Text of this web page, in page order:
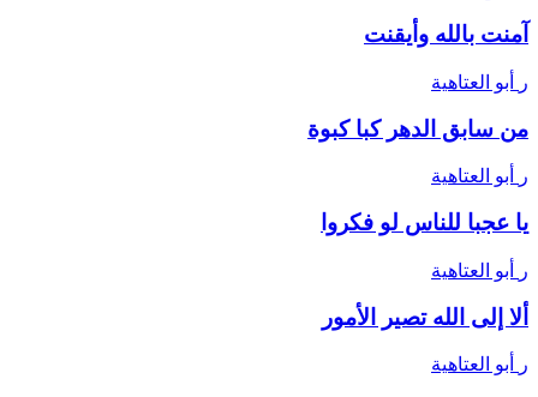
آمنت بالله وأيقنت
ر أبو العتاهية
من سابق الدهر كبا كبوة
ر أبو العتاهية
يا عجبا للناس لو فكروا
ر أبو العتاهية
ألا إلى الله تصير الأمور
ر أبو العتاهية